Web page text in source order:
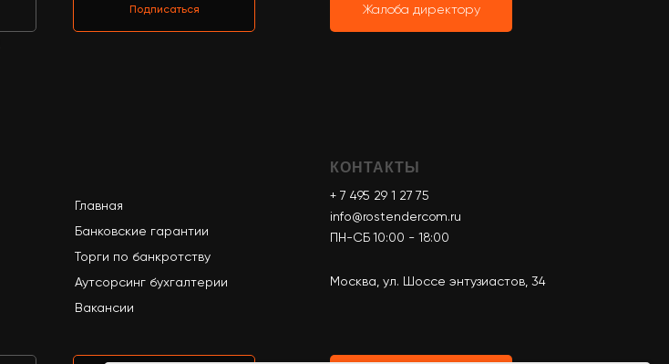
Жалоба директору
Подписаться
Москва, ул. Шоссе энтузиастов, 34
Главная
Банковские гарантии
Торги по банкротству
Аутсорсинг бухгалтерии
Вакансии
КОНТАКТЫ
+ 7 495 29 1 27 75
info@rostendercom.ru
ПН-СБ 10:00 - 18:00